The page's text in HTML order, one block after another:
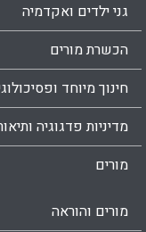
גני ילדים ואקדמיה
הכשרת מורים
חינוך מיוחד
מדיניות פדגוגיה
מורים
מורים והוראה